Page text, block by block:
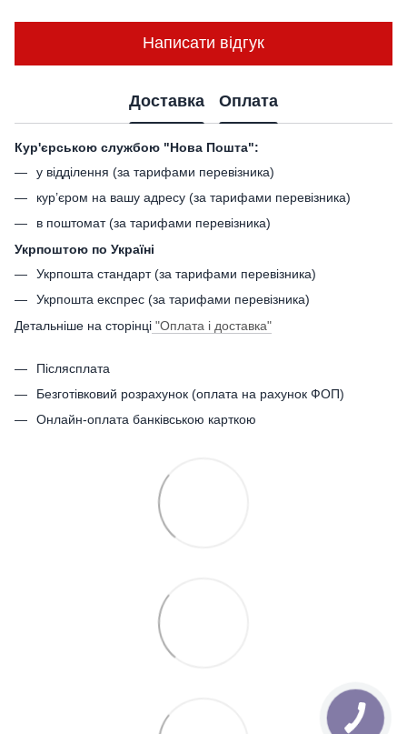
Написати відгук
Доставка Оплата
Кур'єрською службою "Нова Пошта":
у відділення (за тарифами перевізника)
кур’єром на вашу адресу (за тарифами перевізника)
в поштомат (за тарифами перевізника)
Укрпоштою по Україні
Укрпошта стандарт (за тарифами перевізника)
Укрпошта експрес (за тарифами перевізника)
Детальніше на сторінці "Оплата і доставка"
Післясплата
Безготівковий розрахунок (оплата на рахунок ФОП)
Онлайн-оплата банківською карткою